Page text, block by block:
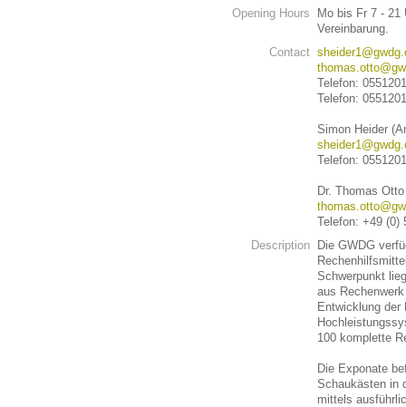
Opening Hours
Mo bis Fr 7 - 21
Vereinbarung.
Contact
Telefon:
Telefon:
Simon Heider
Telefon:
Dr. Thomas
Telefon: +49 (0)
Description
Die GWDG
Schwerpunkt
aus
Entwicklung der
100 komplette
Die Exponate
Schaukästen in
mittels